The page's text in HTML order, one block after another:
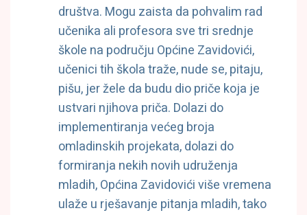
društva. Mogu zaista da pohvalim rad
učenika ali profesora sve tri srednje
škole na području Općine Zavidovići,
učenici tih škola traže, nude se, pitaju,
pišu, jer žele da budu dio priče koja je
ustvari njihova priča. Dolazi do
implementiranja većeg broja
omladinskih projekata, dolazi do
formiranja nekih novih udruženja
mladih, Općina Zavidovići više vremena
ulaže u rješavanje pitanja mladih, tako